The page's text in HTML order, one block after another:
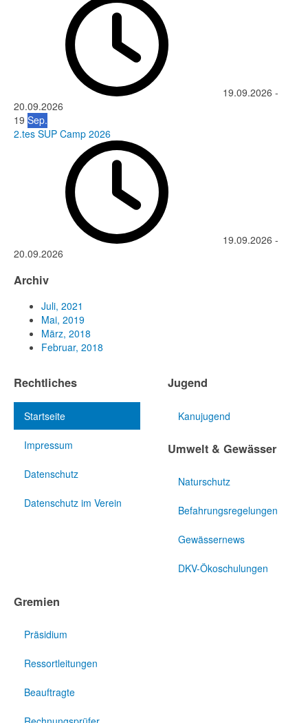
19.09.2026 -
20.09.2026
19 Sep.
2.tes SUP Camp 2026
19.09.2026 -
20.09.2026
Archiv
Juli, 2021
Mai, 2019
März, 2018
Februar, 2018
Rechtliches
Startseite
Impressum
Datenschutz
Datenschutz im Verein
Jugend
Kanujugend
Umwelt & Gewässer
Naturschutz
Befahrungsregelungen
Gewässernews
DKV-Ökoschulungen
Gremien
Präsidium
Ressortleitungen
Beauftragte